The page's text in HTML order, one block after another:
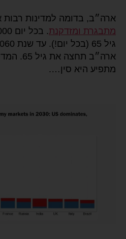
ארה״ב, בדומה למדינות
מתבגרת ומזדקנת
מתפיע היא סין….